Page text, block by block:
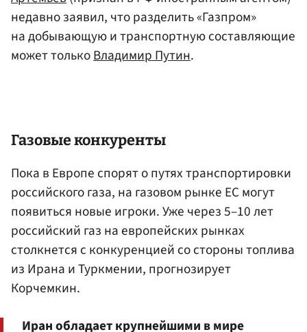
недавно заявил, что разделить «Газпром»
на добывающую и транспортную составляющие
может толькоВладимир Путин.
Газовые конкуренты
Пока в Европе спорят о путях транспортировки
российского газа, на газовом рынке ЕС могут
появиться новые игроки. Уже через 5–10 лет
российский газ на европейских рынках
столкнется с конкуренцией со стороны топлива
из Ирана и Туркмении, прогнозирует
Корчемкин.
Иран обладает крупнейшими в мире